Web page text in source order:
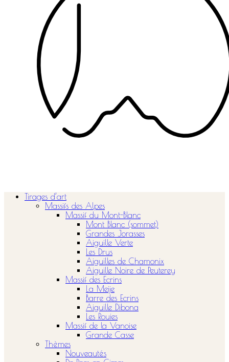
Tirages d’art
Massifs des Alpes
Massif du Mont-Blanc
Mont Blanc (sommet)
Grandes Jorasses
Aiguille Verte
Les Drus
Aiguilles de Chamonix
Aiguille Noire de Peuterey
Massif des Ecrins
La Meije
Barre des Ecrins
Aiguille Dibona
Les Rouies
Massif de la Vanoise
Grande Casse
Thèmes
Nouveautés